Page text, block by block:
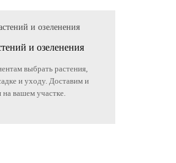
и озеленения
выбрать растения,
и уходу. Доставим и
на вашем участке.